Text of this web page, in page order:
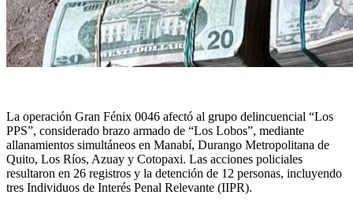
La operación Gran Fénix 0046 afectó al grupo delincuencial “Los
PPS”, considerado brazo armado de “Los Lobos”, mediante
allanamientos simultáneos en Manabí, Durango Metropolitana de
Quito, Los Ríos, Azuay y Cotopaxi. Las acciones policiales
resultaron en 26 registros y la detención de 12 personas, incluyendo
tres Individuos de Interés Penal Relevante (IIPR).